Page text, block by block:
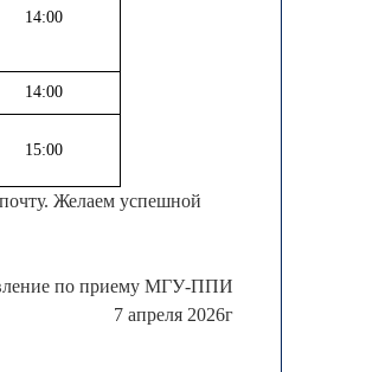
14:00
14:00
15:00
Желаем успешной
по приему МГУ-ППИ
7 апреля 2026г